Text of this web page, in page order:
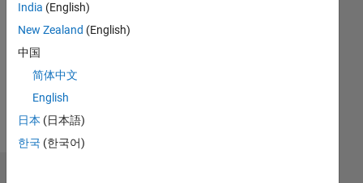
No
Badges
Earned
tutto
Badge
India (English)
New Zealand (English)
中国
简体中文
English
日本 (日本語)
한국 (한국어)